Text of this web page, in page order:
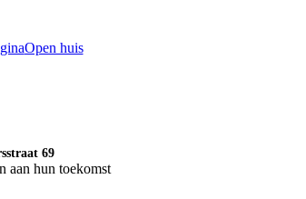
Open huis
69
aan hun toekomst